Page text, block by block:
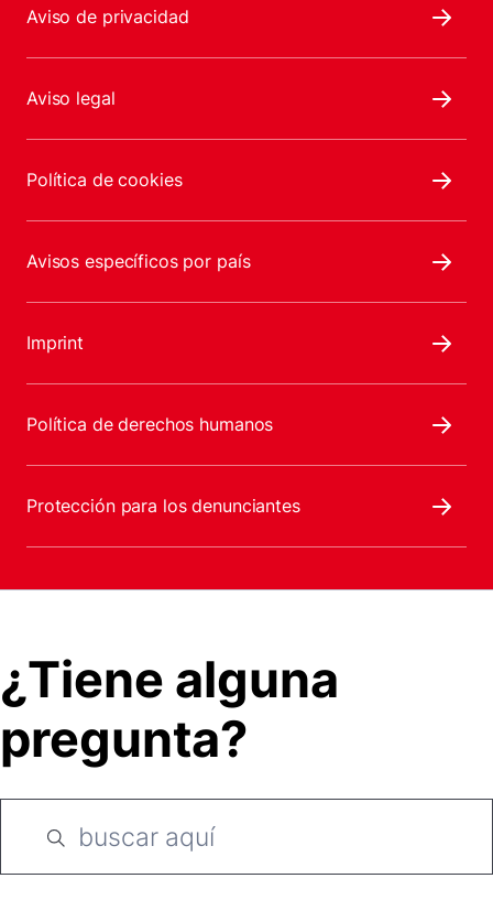
Aviso de privacidad
Aviso legal
Política de cookies
Avisos específicos por país
Imprint
Política de derechos humanos
Protección para los denunciantes
¿Tiene alguna
pregunta?